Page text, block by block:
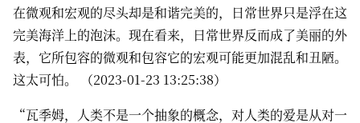
在微观和宏观的尽头却是和谐完美的，日常世界只是浮在这
完美海洋上的泡沫。现在看来，日常世界反而成了美丽的外
表，它所包容的微观和包容它的宏观可能更加混乱和丑陋。
这太可怕。 （2023-01-23 13:25:38）
“瓦季姆，人类不是一个抽象的概念，对人类的爱是从对一